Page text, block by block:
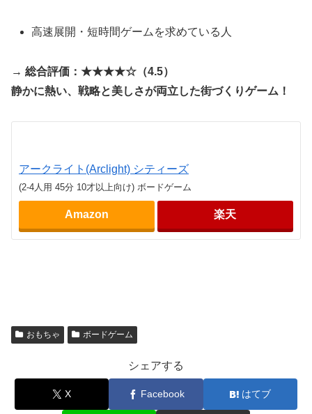
高速展開・短時間ゲームを求めている人
→ 総合評価：★★★★☆（4.5）
静かに熱い、戦略と美しさが両立した街づくりゲーム！
アークライト(Arclight) シティーズ
(2-4人用 45分 10才以上向け) ボードゲーム
Amazon 楽天
おもちゃ ボードゲーム
シェアする
X Facebook はてブ